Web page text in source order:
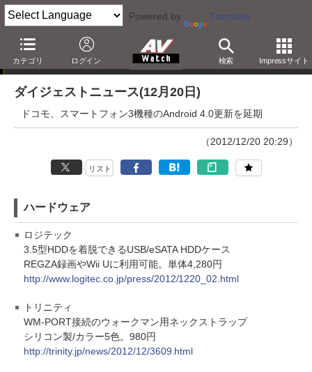
Powered by Translate
カテゴリ ログイン 検索 Impressサイト
ダイジェストニュース
ダイジェストニュース(12月20日)
ドコモ、スマートフォン3機種のAndroid 4.0更新を延期
（2012/12/20 20:29）
リスト
ハードウェア
ロジテック
3.5型HDDを着脱できるUSB/eSATA HDDケース
REGZA録画やWii Uに利用可能。単体4,280円
http://www.logitec.co.jp/press/2012/1220_02.html
トリニティ
WM-PORT接続のウォークマン用ネックストラップ
シリコン製/カラー5色。980円
http://trinity.jp/news/2012/12/3609.html